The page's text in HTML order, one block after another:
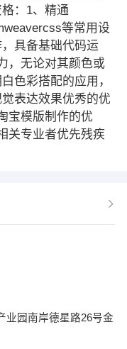
：1、精通
等常用设
具备基础代码运
，无论对其颜色或
色彩搭配的应用，
表达效果优秀的优
宝模版制作的优
关专业者优先残疾
业园南岸德星路26号金